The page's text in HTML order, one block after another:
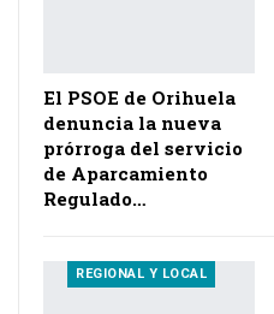
El PSOE de Orihuela
denuncia la nueva
prórroga del servicio
de Aparcamiento
Regulado…
REGIONAL Y LOCAL